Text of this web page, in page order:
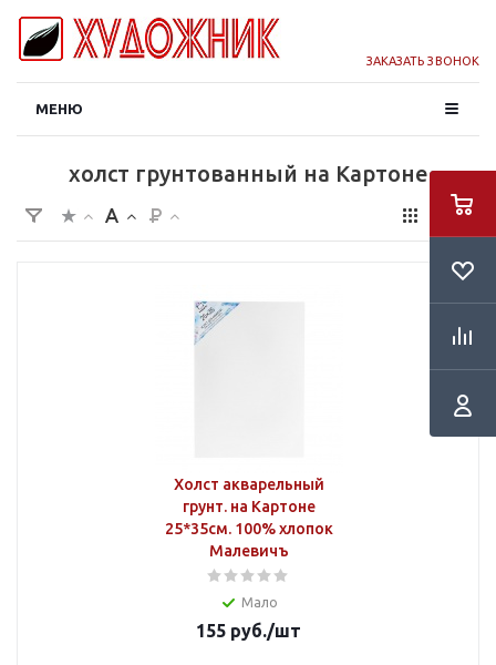
ЗАКАЗАТЬ ЗВОНОК
МЕНЮ
холст грунтованный на Картоне
Холст акварельный
грунт. на Картоне
25*35см. 100% хлопок
Малевичъ
Мало
155 руб./шт